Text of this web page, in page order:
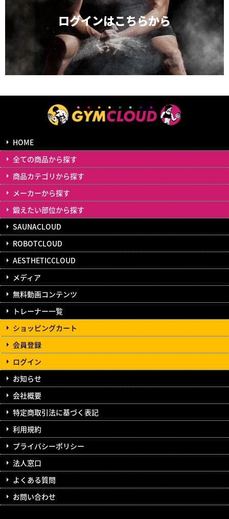
ログインはこちらから
HOME
全ての商品から探す
商品カテゴリから探す
メーカーから探す
鍛えたい部位から探す
SAUNACLOUD
ROBOTCLOUD
AESTHETICCLOUD
メディア
無料動画コンテンツ
トレーナー一覧
ショッピングカート
会員登録
ログイン
お知らせ
会社概要
特定商取引法に基づく表記
利用規約
プライバシーポリシー
法人窓口
よくある質問
お問い合わせ